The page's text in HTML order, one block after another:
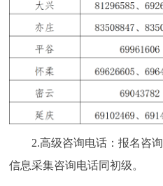
2.高级咨询电话：报名咨询
信息采集咨询电话同初级。